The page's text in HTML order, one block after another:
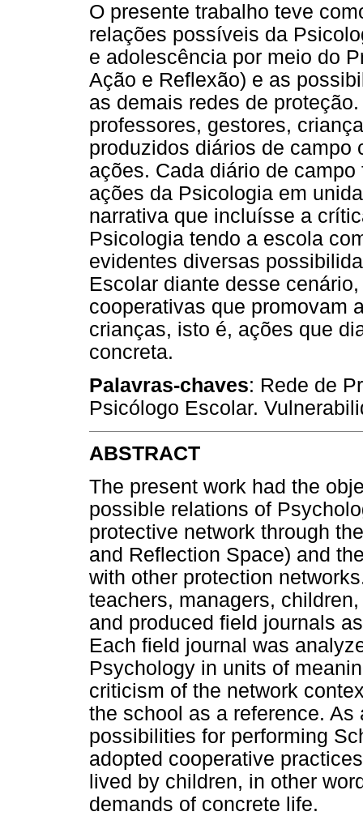
O presente trabalho teve
relações possíveis da
e adolescência por meio do
Ação e Reflexão) e as
as demais redes de
professores, gestores,
produzidos diários de campo
ações. Cada diário de
ações da Psicologia em
narrativa que incluísse a
Psicologia tendo a escola
evidentes diversas
Escolar diante desse
cooperativas que promovam
crianças, isto é, ações que
concreta.
Palavras-chaves: Rede de
Psicólogo Escolar.
ABSTRACT
The present work had the
possible relations of
protective network through
and Reflection Space) and
with other protection
teachers, managers,
and produced field journals
Each field journal was
Psychology in units of
criticism of the network
the school as a reference.
possibilities for performing
adopted cooperative
lived by children, in other
demands of concrete life.